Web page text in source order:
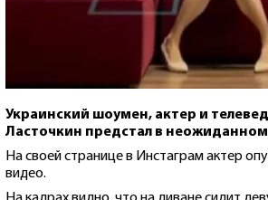
Украинский шоумен, актер и
Ласточкин предстал в
На своей странице в Инстаграм актер
видео.